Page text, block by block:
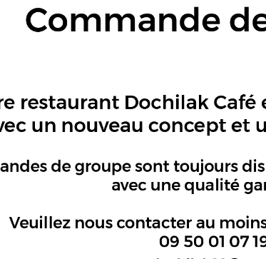
Le
personne.
GROUPE
et nous vous transmettrons notre